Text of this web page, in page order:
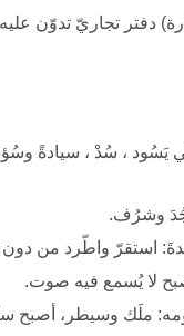
دفتر تجاريّ تدوّن
، سُدْ ، سيادةً
وشرُف.
استقرّ واطّرد من دون
لا يُسمع فيه صوت.
ملَك وسيطر، أصبح